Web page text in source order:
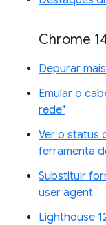
Chrome
Depurar
Emular o
rede"
Ver o status
ferramenta
Substituir
user agent
Lighthouse